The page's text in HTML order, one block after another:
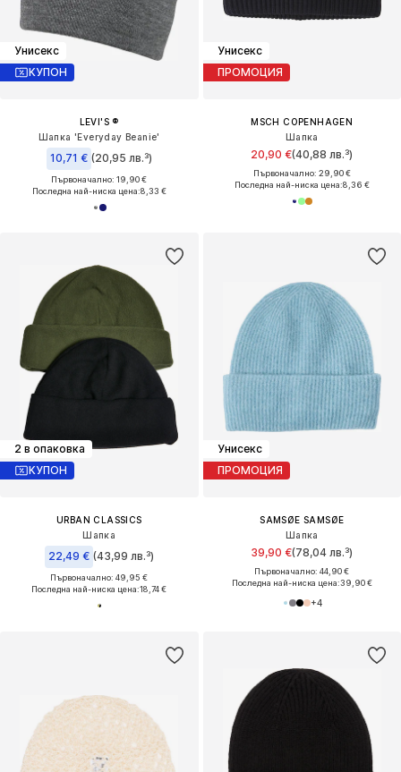
Унисекс
КУПОН
LEVI'S ®
Шапка 'Everyday Beanie'
10,71 € (20,95 лв.³)
Първоначално: 19,90 €
Последна най-ниска цена:8,33 €
Унисекс
ПРОМОЦИЯ
MSCH COPENHAGEN
Шапка
20,90 €(40,88 лв.³)
Първоначално: 29,90 €
Последна най-ниска цена:8,36 €
2 в опаковка
КУПОН
URBAN CLASSICS
Шапка
22,49 € (43,99 лв.³)
Първоначално: 49,95 €
Последна най-ниска цена:18,74 €
Унисекс
ПРОМОЦИЯ
SAMSØE SAMSØE
Шапка
39,90 €(78,04 лв.³)
Първоначално: 44,90 €
Последна най-ниска цена:39,90 €
+4